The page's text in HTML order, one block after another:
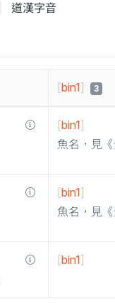
道漢字音
[bin1] 3
[bin1]
魚名，見
[bin1]
魚名，見
[bin1]